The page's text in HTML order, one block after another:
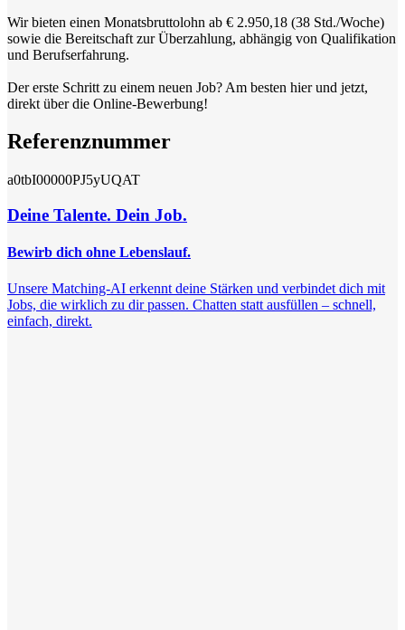
Wir bieten einen Monatsbruttolohn ab € 2.950,18 (38 Std./Woche)
sowie die Bereitschaft zur Überzahlung, abhängig von Qualifikation
und Berufserfahrung.
Der erste Schritt zu einem neuen Job? Am besten hier und jetzt,
direkt über die Online-Bewerbung!
Referenznummer
a0tbI00000PJ5yUQAT
Deine Talente. Dein Job.
Bewirb dich ohne Lebenslauf.
Unsere Matching-AI erkennt deine Stärken und verbindet dich mit
Jobs, die wirklich zu dir passen. Chatten statt ausfüllen – schnell,
einfach, direkt.